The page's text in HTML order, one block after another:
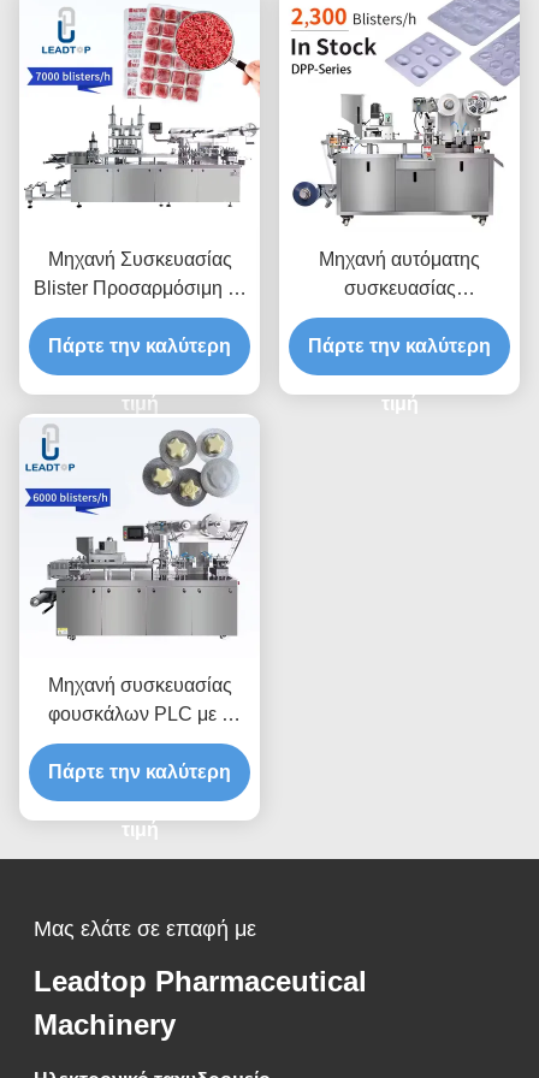
Μηχανή Συσκευασίας
Blister Προσαρμόσιμη με
Έλεγχο PLC 30-60
τεμάχια/λεπτό
Πάρτε την καλύτερη
τιμή
Μηχανή αυτόματης
συσκευασίας
φουσκωμάτων 1,5kW με
έλεγχο PLC
Πάρτε την καλύτερη
τιμή
Μηχανή συσκευασίας
φουσκάλων PLC με 2
κεφαλές συγκόλλησης 30-
60pcs/min
Πάρτε την καλύτερη
τιμή
Μας ελάτε σε επαφή με
Leadtop Pharmaceutical
Machinery